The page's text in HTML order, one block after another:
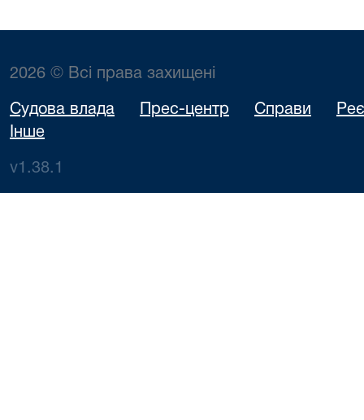
2026 © Всі права захищені
Судова влада Прес-центр Справи
Інше
v1.38.1